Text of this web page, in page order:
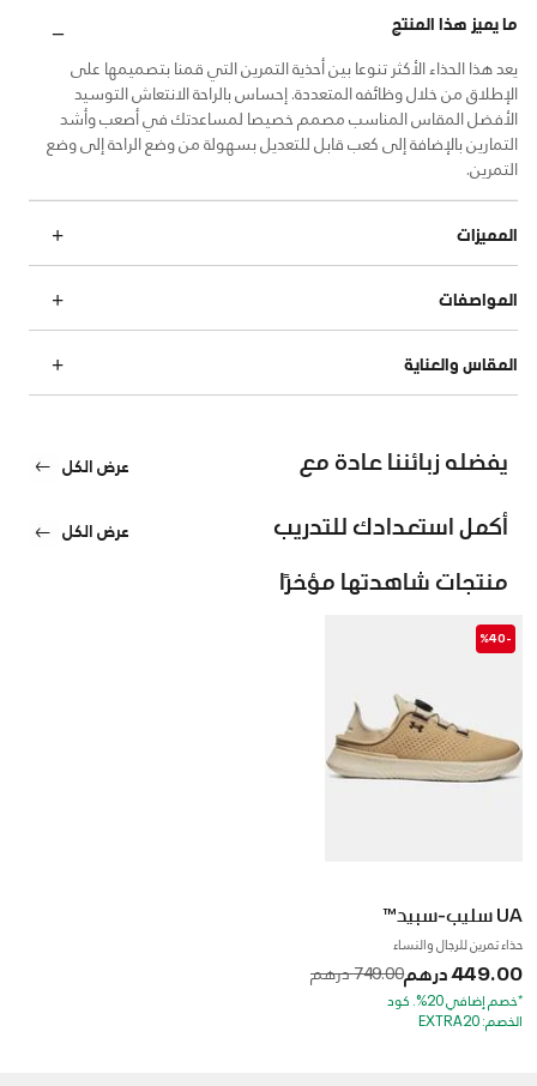
ما يميز هذا المنتج
يعد هذا الحذاء الأكثر تنوعا بين أحذية التمرين التي قمنا بتصميمها على
الإطلاق من خلال وظائفه المتعددة. إحساس بالراحة الانتعاش التوسيد
الأفضل المقاس المناسب مصمم خصيصا لمساعدتك في أصعب وأشد
التمارين بالإضافة إلى كعب قابل للتعديل بسهولة من وضع الراحة إلى وضع
التمرين.
المميزات
المواصفات
المقاس والعناية
يفضله زبائننا عادة مع عرض الكل
أكمل استعدادك للتدريب عرض الكل
منتجات شاهدتها مؤخرًا
-%40
UA سليب-سبيد™
حذاء تمرين للرجال والنساء
449.00 درهم Price reduced from
749.00 درهم to
*خصم إضافي 20%. كود
الخصم: EXTRA20